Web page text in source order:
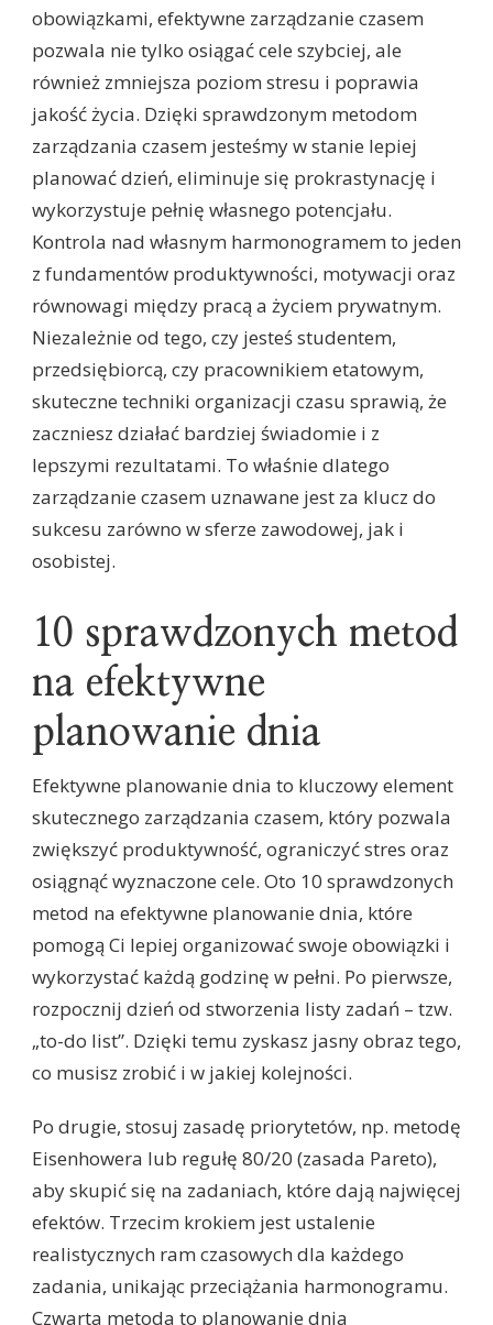
obowiązkami, efektywne zarządzanie czasem
pozwala nie tylko osiągać cele szybciej, ale
również zmniejsza poziom stresu i poprawia
jakość życia. Dzięki sprawdzonym metodom
zarządzania czasem jesteśmy w stanie lepiej
planować dzień, eliminuje się prokrastynację i
wykorzystuje pełnię własnego potencjału.
Kontrola nad własnym harmonogramem to jeden
z fundamentów produktywności, motywacji oraz
równowagi między pracą a życiem prywatnym.
Niezależnie od tego, czy jesteś studentem,
przedsiębiorcą, czy pracownikiem etatowym,
skuteczne techniki organizacji czasu sprawią, że
zaczniesz działać bardziej świadomie i z
lepszymi rezultatami. To właśnie dlatego
zarządzanie czasem uznawane jest za klucz do
sukcesu zarówno w sferze zawodowej, jak i
osobistej.
10 sprawdzonych metod
na efektywne
planowanie dnia
Efektywne planowanie dnia to kluczowy element
skutecznego zarządzania czasem, który pozwala
zwiększyć produktywność, ograniczyć stres oraz
osiągnąć wyznaczone cele. Oto 10 sprawdzonych
metod na efektywne planowanie dnia, które
pomogą Ci lepiej organizować swoje obowiązki i
wykorzystać każdą godzinę w pełni. Po pierwsze,
rozpocznij dzień od stworzenia listy zadań – tzw.
„to-do list”. Dzięki temu zyskasz jasny obraz tego,
co musisz zrobić i w jakiej kolejności.
Po drugie, stosuj zasadę priorytetów, np. metodę
Eisenhowera lub regułę 80/20 (zasada Pareto),
aby skupić się na zadaniach, które dają najwięcej
efektów. Trzecim krokiem jest ustalenie
realistycznych ram czasowych dla każdego
zadania, unikając przeciążania harmonogramu.
Czwarta metoda to planowanie dnia